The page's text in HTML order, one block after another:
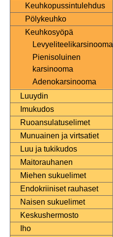
Keuhkopussintulehdus
Pölykeuhko
Keuhkosyöpä
Levyeliteelikarsinooma
Pienisoluinen
karsinooma
Adenokarsinooma
Luuydin
Imukudos
Ruoansulatuselimet
Munuainen ja virtsatiet
Luu ja tukikudos
Maitorauhanen
Miehen sukuelimet
Endokriiniset rauhaset
Naisen sukuelimet
Keskushermosto
Iho